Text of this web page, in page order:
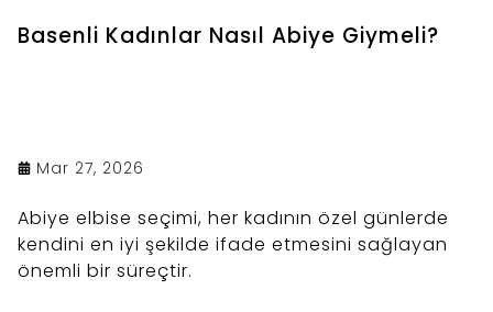
Basenli Kadınlar Nasıl Abiye Giymeli?
Mar 27, 2026
Abiye elbise seçimi, her kadının özel günlerde
kendini en iyi şekilde ifade etmesini sağlayan
önemli bir süreçtir.